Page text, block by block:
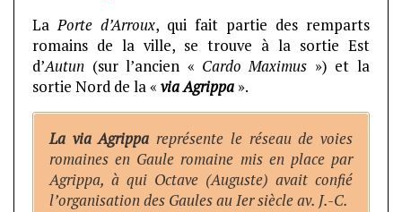
LaPorte d’Arroux, qui fait partie des remparts
romains de la ville, se trouve à la sortie Est
d’Autun (sur l’ancien « Cardo Maximus ») et la
sortie Nord de la «via Agrippa ».
La via Agrippa représente le réseau de voies
romaines en Gaule romaine mis en place par
Agrippa, à qui Octave (Auguste) avait confié
l’organisation des Gaules au Ier siècle av. J.-C.